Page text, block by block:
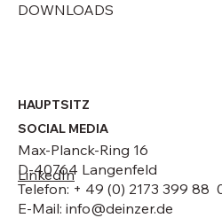
DOWNLOADS
HAUPTSITZ
Max-Planck-Ring 16
D-40764 Langenfeld
Telefon: + 49 (0) 2173 399 88
E-Mail: info@deinzer.de
SOCIAL MEDIA
LinkedIn